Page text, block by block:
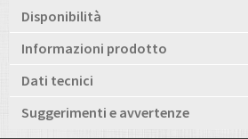
Disponibilità
Informazioni prodotto
Dati tecnici
Suggerimenti e avvertenze